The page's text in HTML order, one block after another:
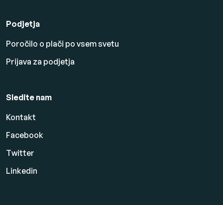
Podjetja
Poročilo o plači po vsem svetu
Prijava za podjetja
Sledite nam
Kontakt
Facebook
Twitter
Linkedin